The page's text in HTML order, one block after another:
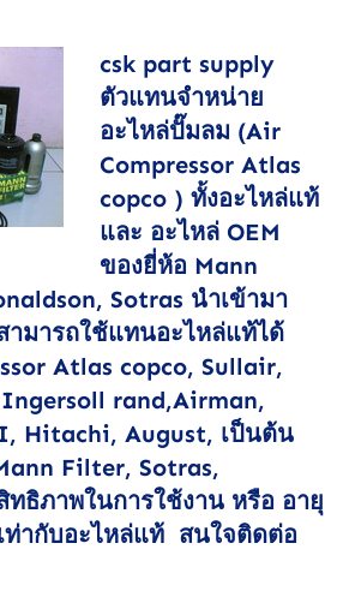
csk part supply
ตัวแทนจำหน่าย
อะไหล่ปั๊มลม (Air
Compressor Atlas
copco ) ทั้งอะไหล่แท้
และ อะไหล่ OEM
ของยี่ห้อ Mann
Sotras นำเข้ามา
ามารถใช้แทนอะไหล่แท้ได้
Atlas copco, Sullair,
rand,Airman,
Hitachi, August, เป็นต้น
Filter, Sotras,
ทธิภาพในการใช้งาน หรือ อายุ
ท่ากับอะไหล่แท้ สนใจติดต่อ